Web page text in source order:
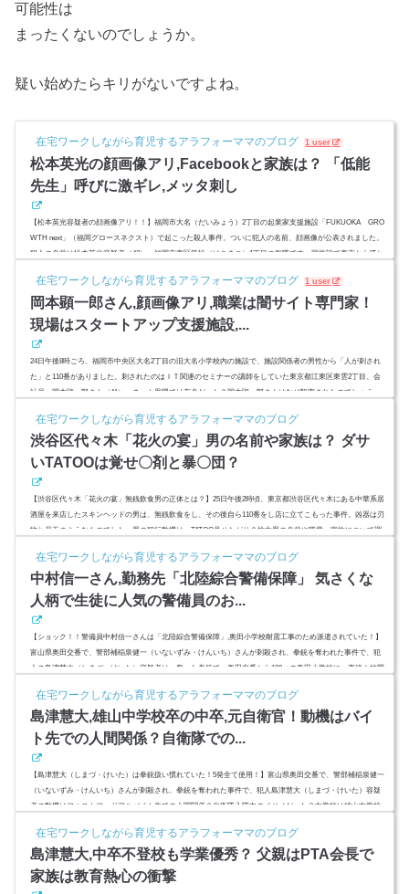
可能性は
まったくないのでしょうか。
疑い始めたらキリがないですよね。
在宅ワークしながら育児するアラフォーママのブログ 1 user
松本英光の顔画像アリ,Facebookと家族は？ 「低能
先生」呼びに激ギレ,メッタ刺し
【松本英光容疑者の顔画像アリ！！】福岡市大名（だいみょう）2丁目の起業家支援施設「FUKUOKA GRO
WTH next」（福岡グロースネクスト）で起こった殺人事件。ついに犯人の名前、顔画像が公表されました。
犯人の名前は松本英光容疑者（42）。福岡市東区筥松（はこまつ）1丁目の無職です。同施設で東京からITセ
さん（41）（東京都江東区東雲2丁目）は、直接顔を合わせたことはありませんでしたが、二人は「hagex」
と「無能先生」とい...
在宅ワークしながら育児するアラフォーママのブログ 1 user
岡本顕一郎さん,顔画像アリ,職業は闇サイト専門家！
現場はスタートアップ支援施設,...
24日午後8時ごろ、福岡市中央区大名2丁目の旧大名小学校内の施設で、施設関係者の男性から「人が刺され
た」と110番がありました。刺されたのはＩＴ関連のセミナーの講師をしていた東京都江東区東雲2丁目、会
社員、岡本顕一郎さん（41）。ネット界隈では有名だった？岡本顕一郎さんはなぜ殺害されたのでしょう
ンク(adsbygoogle = window.adsbygoogle || ).push({});岡本顕一郎さん,顔画像とFacebook,経歴はスプラウト会社
員？闇サイ...
在宅ワークしながら育児するアラフォーママのブログ
渋谷区代々木「花火の宴」男の名前や家族は？ ダサ
いTATOOは覚せ〇剤と暴〇団？
【渋谷区代々木「花火の宴」無銭飲食男の正体とは？】25日午後2時頃、東京都渋谷区代々木にある中華系居
酒屋を来店したスキンヘッドの男は、無銭飲食をし、その後自ら110番をし店に立てこもった事件。凶器は刃
物と尺玉のようなものでした。男の犯行動機は、TATOO見せたがり？坊主男の名前や職業、家族について調
ってどんなとこ？現場となったのは、渋谷区の代々木駅前にある大衆居酒屋。中華系の居酒屋だったようで
す。花火の...
在宅ワークしながら育児するアラフォーママのブログ
中村信一さん,勤務先「北陸綜合警備保障」 気さくな
人柄で生徒に人気の警備員のお...
【ショック！！警備員中村信一さんは「北陸綜合警備保障」,奥田小学校耐震工事のため派遣されていた！】
富山県奥田交番で、警部補稲泉健一（いないずみ・けんいち）さんが刺殺され、拳銃を奪われた事件で、犯
人の島津慧大（しまづ・けいた）容疑者は、奪った拳銃で、奥田交番から100ｍの奥田小学校に一直線！校門
あったという中村信一さんを偲びます。スポンサーリンク(adsbygoogle = window.adsbygoogle || ).push({});中
村信一さ...
在宅ワークしながら育児するアラフォーママのブログ
島津慧大,雄山中学校卒の中卒,元自衛官！動機はバイ
ト先での人間関係？自衛隊での...
【島津慧大（しまづ・けいた）は拳銃扱い慣れていた！5発全て使用！】富山県奥田交番で、警部補稲泉健一
（いないずみ・けんいち）さんが刺殺され、拳銃を奪われた事件で、犯人島津慧大（しまづ・けいた）容疑
者の動機はファストフードアルバイト先での人間関係？自衛隊入隊中のイジメだった？中学校は雄山中学校
adsbygoogle || ).push({});島津慧大,中学は雄山中学校！学生時代の様子は？26日、富山市で起きた交番襲撃事
件。大切...
在宅ワークしながら育児するアラフォーママのブログ
島津慧大,中卒不登校も学業優秀？ 父親はPTA会長で
家族は教育熱心の衝撃